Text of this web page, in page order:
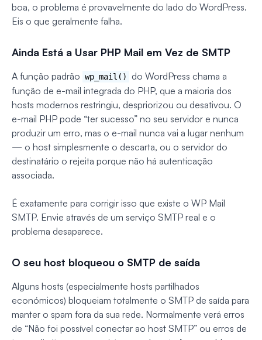
boa, o problema é provavelmente do lado do WordPress.
Eis o que geralmente falha.
Ainda Está a Usar PHP Mail em Vez de SMTP
A função padrão wp_mail()
do WordPress chama a
função de e-mail integrada do PHP, que a maioria dos
hosts modernos restringiu, despriorizou ou desativou. O
e-mail PHP pode “ter sucesso” no seu servidor e nunca
produzir um erro, mas o e-mail nunca vai a lugar nenhum
— o host simplesmente o descarta, ou o servidor do
destinatário o rejeita porque não há autenticação
associada.
É exatamente para corrigir isso que existe o WP Mail
SMTP. Envie através de um serviço SMTP real e o
problema desaparece.
O seu host bloqueou o SMTP de saída
Alguns hosts (especialmente hosts partilhados
económicos) bloqueiam totalmente o SMTP de saída para
manter o spam fora da sua rede. Normalmente verá erros
de “Não foi possível conectar ao host SMTP” ou erros de